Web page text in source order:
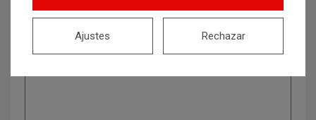
Rechazar
Ajustes